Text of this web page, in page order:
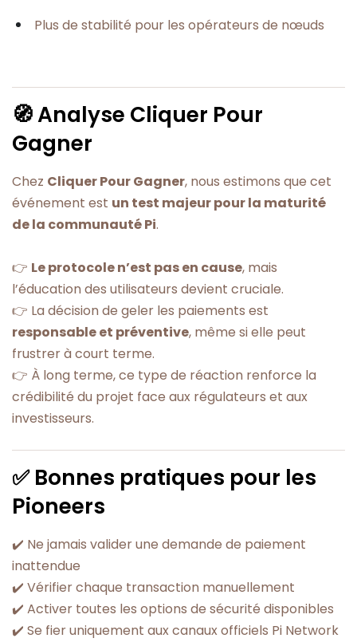
Plus de stabilité pour les opérateurs de nœuds
🧭 Analyse Cliquer Pour
Gagner
Chez Cliquer Pour Gagner, nous estimons que cet
événement est un test majeur pour la maturité
de la communauté Pi.
👉 Le protocole n’est pas en cause, mais
l’éducation des utilisateurs devient cruciale.
👉 La décision de geler les paiements est
responsable et préventive, même si elle peut
frustrer à court terme.
👉 À long terme, ce type de réaction renforce la
crédibilité du projet face aux régulateurs et aux
investisseurs.
✅ Bonnes pratiques pour les
Pioneers
✔️ Ne jamais valider une demande de paiement
inattendue
✔️ Vérifier chaque transaction manuellement
✔️ Activer toutes les options de sécurité disponibles
✔️ Se fier uniquement aux canaux officiels Pi Network